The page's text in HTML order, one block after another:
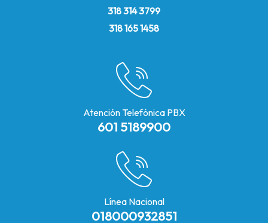
318 314 3799
318 165 1458
Atención Telefónica PBX
601 5189900
Línea Nacional
018000932851